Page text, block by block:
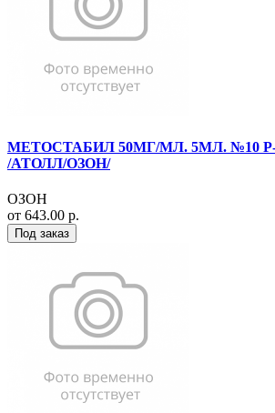
МЕТОСТАБИЛ 50МГ/МЛ. 5МЛ. №10
/АТОЛЛ/ОЗОН/
ОЗОН
от 643.00 р.
Под заказ